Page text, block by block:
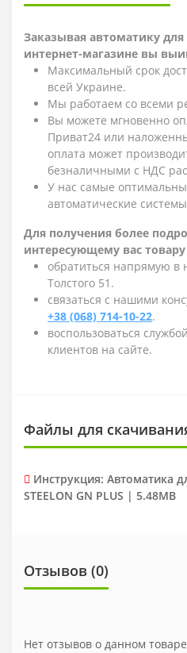
Заказывая автоматику
интернет-магазине вы
Максимальный срок
всей Украине.
Мы работаем со всеми
Вы можете мгновенно
Приват24 или
оплата может
безналичными с НДС
У нас самые
автоматические
Для получения более
интересующему вас
обратиться напрямую в
Толстого 51.
связаться с нашими
+38 (068) 714-10-22.
воспользоваться
клиентов на сайте.
Файлы для
Инструкция: Автоматика
STEELON GN PLUS | 5.48MB
Отзывов (0)
Нет отзывов о данном